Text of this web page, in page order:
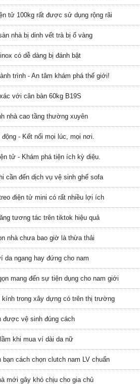
tử 100kg rất được sử dụng rộng rãi
nhà bị dinh vết trà bị ố vàng
có dễ dàng bị đánh bật
trình - An tâm khám phá thế giới!
với cân bàn 60kg B19S
nhà cao tầng thường xuyên
động - Kết nối mọi lúc, mọi nơi.
tử - Khám phá tiện ích kỳ diệu.
cần đến dịch vụ vệ sinh ghế sofa
điện tử mini có rất nhiều lợi ích
tương tác trên tiktok hiệu quả
nhà chưa bao giờ là thừa thải
da ngang hay đứng cho nam
mang đến sự tiện dụng cho nam giới
kính trong xây dựng có trên thị trường
được vệ sinh đúng cách
khi mua ví dài da nữ
bạn cách chọn clutch nam LV chuẩn
mới gây khó chịu cho gia chủ